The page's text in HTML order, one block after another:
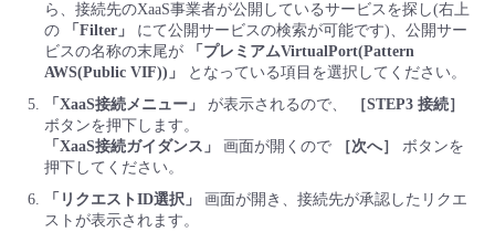
ら、接続先のXaaS事業者が公開しているサービスを探し(右上
の
「Filter」
にて公開サービスの検索が可能です)、公開サー
ビスの名称の末尾が
「プレミアムVirtualPort(Pattern
AWS(Public VIF))」
となっている項目を選択してください。
「XaaS接続メニュー」
が表示されるので、
［STEP3 接続］
ボタンを押下します。
「XaaS接続ガイダンス」
画面が開くので ［次へ］
ボタンを
押下してください。
「リクエストID選択」
画面が開き、接続先が承認したリクエ
ストが表示されます。